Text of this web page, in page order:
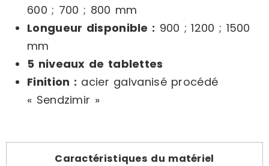
600 ; 700 ; 800 mm
Longueur disponible : 900 ; 1200 ; 1500
mm
5 niveaux de tablettes
Finition : acier galvanisé procédé
« Sendzimir »
Caractéristiques du matériel